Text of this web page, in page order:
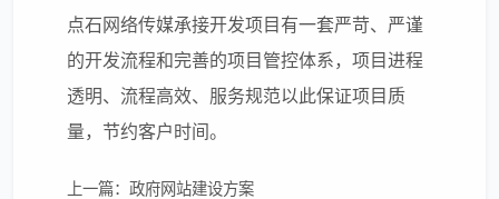
点石网络传媒承接开发项目有一套严苛、严谨
的开发流程和完善的项目管控体系，项目进程
透明、流程高效、服务规范以此保证项目质
量，节约客户时间。
上一篇：政府网站建设方案